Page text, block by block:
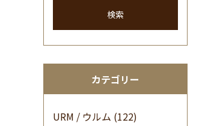
検索
カテゴリー
URM / ウルム (122)